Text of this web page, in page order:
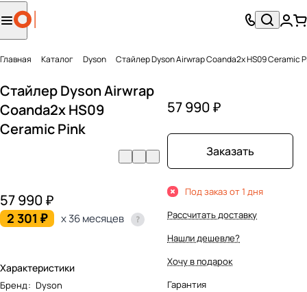
Главная Каталог Dyson Стайлер Dyson Airwrap Coanda2x HS09 Ceramic
Стайлер Dyson Airwrap
Coanda2x HS09
Ceramic Pink
57 990 ₽
2 301 ₽ x 36 месяцев
Характеристики
Бренд: Dyson
57 990 ₽
Заказать
Под заказ от 1 дня
Рассчитать доставку
Нашли дешевле?
Хочу в подарок
Гарантия